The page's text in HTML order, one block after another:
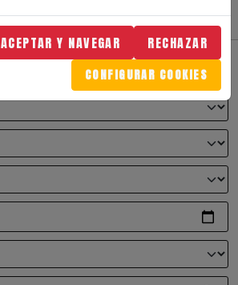
ACEPTAR Y NAVEGAR RECHAZAR
CONFIGURAR COOKIES